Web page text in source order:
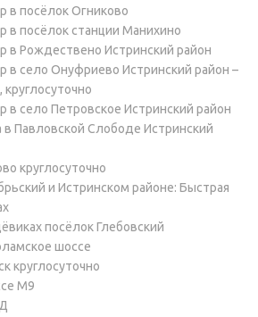
в посёлок Огниково
в посёлок станции Манихино
в Рождествено Истринский район
в село Онуфриево Истринский район –
в село Петровское Истринский район
в Павловской Слободе Истринский
круглосуточно
и Истринском районе: Быстрая
посёлок Глебовский
шоссе
круглосуточно
М9